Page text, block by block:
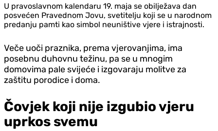
U pravoslavnom kalendaru 19. maja se obilježava dan
posvećen Pravednom Jovu, svetitelju koji se u narodnom
predanju pamti kao simbol neuništive vjere i istrajnosti.
Veče uoči praznika, prema vjerovanjima, ima
posebnu duhovnu težinu, pa se u mnogim
domovima pale svijeće i izgovaraju molitve za
zaštitu porodice i doma.
Čovjek koji nije izgubio vjeru
uprkos svemu